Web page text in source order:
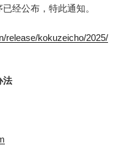
经公布，特此通知。
release/kokuzeicho/2025/
法